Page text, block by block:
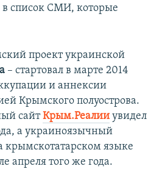
в список СМИ, которые
проект украинской
– стартовал в марте 2014
и аннексии
Крымского полуострова.
сайтКрым.Реалии увидел
а украиноязычный
крымскотатарском языке
апреля того же года.